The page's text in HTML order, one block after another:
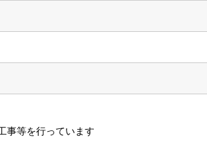
事等を行っています